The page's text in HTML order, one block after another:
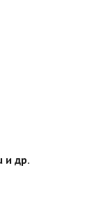
и др.